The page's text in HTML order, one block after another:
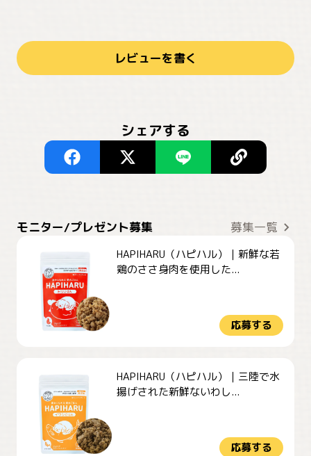
レビューを書く
シェアする
モニター/プレゼント募集 募集一覧
HAPIHARU（ハピハル）｜新鮮な若
鶏のささ身肉を使用した...
応募する
HAPIHARU（ハピハル）｜三陸で水
揚げされた新鮮ないわし...
応募する